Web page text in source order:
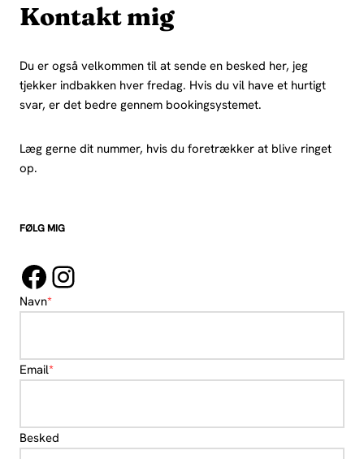
Kontakt mig
Du er også velkommen til at sende en besked her, jeg
tjekker indbakken hver fredag. Hvis du vil have et hurtigt
svar, er det bedre gennem bookingsystemet.
Læg gerne dit nummer, hvis du foretrækker at blive ringet
op.
FØLG MIG
Navn*
Email*
Besked